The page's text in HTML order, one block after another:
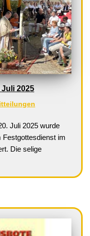
2025
Juli 2025 wurde
Festgottesdienst im
Die selige